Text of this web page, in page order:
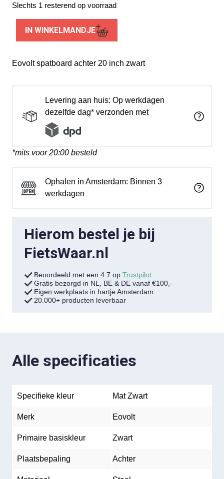
Slechts 1 resterend op voorraad
20
IN WINKELMANDJE
Eovolt spatboard achter 20 inch zwart
Levering aan huis: Op werkdagen
dezelfde dag* verzonden met
*mits voor 20:00 besteld
Ophalen in Amsterdam: Binnen 3
werkdagen
Hierom bestel je bij
FietsWaar.nl
Beoordeeld met een 4.7 op Trustpilot
Gratis bezorgd in NL, BE & DE vanaf €100,-
Eigen werkplaats in hartje Amsterdam
20.000+ producten leverbaar
Alle specificaties
Specifieke kleur Mat Zwart
Merk Eovolt
Primaire basiskleur Zwart
Plaatsbepaling Achter